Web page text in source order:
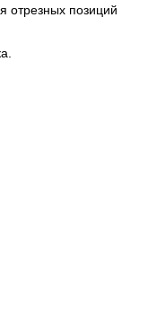
отрезных позиций